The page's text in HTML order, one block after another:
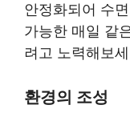
안정화되어 수
가능한 매일 같
려고 노력해보
환경의 조성